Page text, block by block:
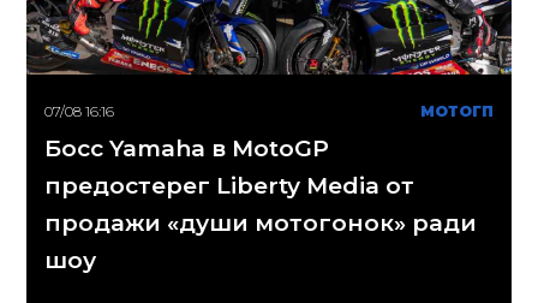
07/08 16:16 МОТОГП
Босс Yamaha в MotoGP
предостерег Liberty Media от
продажи «души мотогонок» ради
шоу